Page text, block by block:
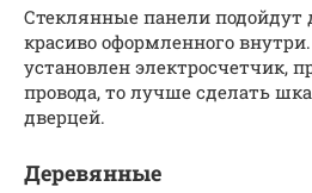
Стеклянные панели подойдут
красиво оформленного
установлен электросчетчик,
провода, то лучше сделать
дверцей.
Деревянные